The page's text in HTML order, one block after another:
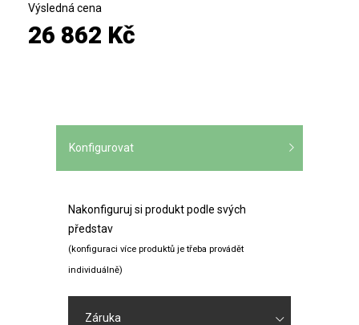
Výsledná cena
26 862 Kč
Konfigurovat
Nakonfiguruj si produkt podle svých
představ
(konfiguraci více produktů je třeba provádět
individuálně)
Záruka